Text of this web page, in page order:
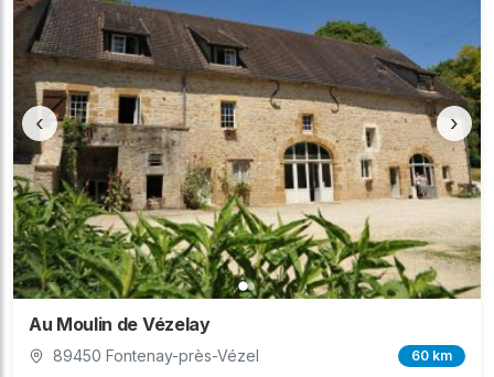
‹ ›
Au Moulin de Vézelay
89450 Fontenay-près-Vézel 60 km